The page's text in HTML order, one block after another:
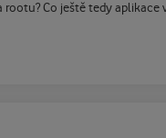
Co ještě tedy aplikace